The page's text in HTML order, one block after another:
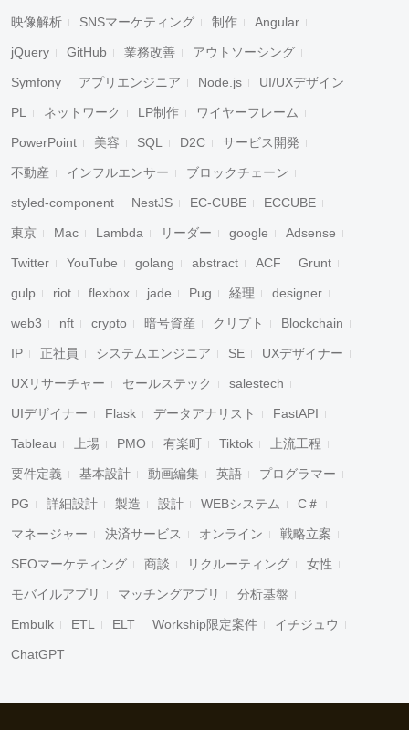
キャンセル 検索
映像解析 SNSマーケティング 制作 Angular
jQuery GitHub 業務改善 アウトソーシング
Symfony アプリエンジニア Node.js UI/UXデザイン
PL ネットワーク LP制作 ワイヤーフレーム
PowerPoint 美容 SQL D2C サービス開発
不動産 インフルエンサー ブロックチェーン
styled-component NestJS EC-CUBE ECCUBE
東京 Mac Lambda リーダー google Adsense
Twitter YouTube golang abstract ACF Grunt
gulp riot flexbox jade Pug 経理 designer
web3 nft crypto 暗号資産 クリプト Blockchain
IP 正社員 システムエンジニア SE UXデザイナー
UXリサーチャー セールステック salestech
UIデザイナー Flask データアナリスト FastAPI
Tableau 上場 PMO 有楽町 Tiktok 上流工程
要件定義 基本設計 動画編集 英語 プログラマー
PG 詳細設計 製造 設計 WEBシステム C＃
マネージャー 決済サービス オンライン 戦略立案
SEOマーケティング 商談 リクルーティング 女性
モバイルアプリ マッチングアプリ 分析基盤
Embulk ETL ELT Workship限定案件 イチジュウ
ChatGPT